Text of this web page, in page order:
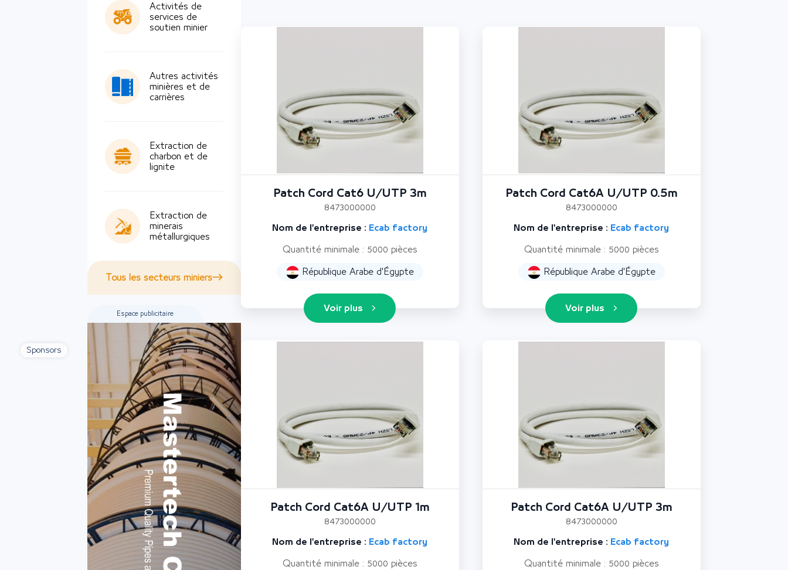
Sponsors
Activités de
services de
soutien minier
Autres activités
minières et de
carrières
Extraction de
charbon et de
lignite
Extraction de
minerais
métallurgiques
Tous les secteurs miniers
Espace publicitaire
Patch Cord Cat6 U/UTP 3m
8473000000
Nom de l'entreprise : Ecab factory
Quantité minimale : 5000 pièces
République Arabe d'Égypte
Voir plus
Patch Cord Cat6A U/UTP 0.5m
8473000000
Nom de l'entreprise : Ecab factory
Quantité minimale : 5000 pièces
République Arabe d'Égypte
Voir plus
Patch Cord Cat6A U/UTP 1m
8473000000
Nom de l'entreprise : Ecab factory
Quantité minimale : 5000 pièces
Patch Cord Cat6A U/UTP 3m
8473000000
Nom de l'entreprise : Ecab factory
Quantité minimale : 5000 pièces